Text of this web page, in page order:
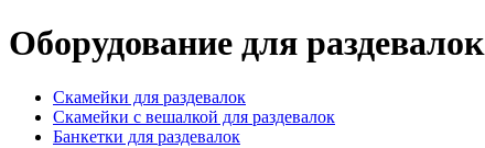
Оборудование для раздевалок
Скамейки для раздевалок
Скамейки с вешалкой для раздевалок
Банкетки для раздевалок